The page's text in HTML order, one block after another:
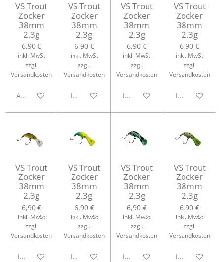
VS Trout
Zocker
38mm
2.3g
6,90 €
inkl. MwSt
zzgl.
Versandkosten
Ausverkauft
VS Trout
Zocker
38mm
2.3g
6,90 €
inkl. MwSt
zzgl.
Versandkosten
In den Warenkorb
VS Trout
Zocker
38mm
2.3g
6,90 €
inkl. MwSt
zzgl.
Versandkosten
In den Warenkorb
VS Trout
Zocker
38mm
2.3g
6,90 €
inkl. MwSt
zzgl.
Versandkosten
In den
VS Trout
Zocker
38mm
2.3g
6,90 €
inkl. MwSt
zzgl.
Versandkosten
In den Warenkorb
VS Trout
Zocker
38mm
2.3g
6,90 €
inkl. MwSt
zzgl.
Versandkosten
In den Warenkorb
VS Trout
Zocker
38mm
2.3g
6,90 €
inkl. MwSt
zzgl.
Versandkosten
In den Warenkorb
VS Trout
Zocker
38mm
2.3g
6,90 €
inkl. MwSt
zzgl.
Versandkosten
In den